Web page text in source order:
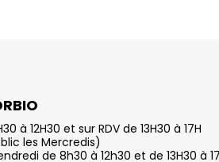
à 12H30 et sur RDV de 13H30 à 17H
les Mercredis)
de 8h30 à 12h30 et de 13H30 à